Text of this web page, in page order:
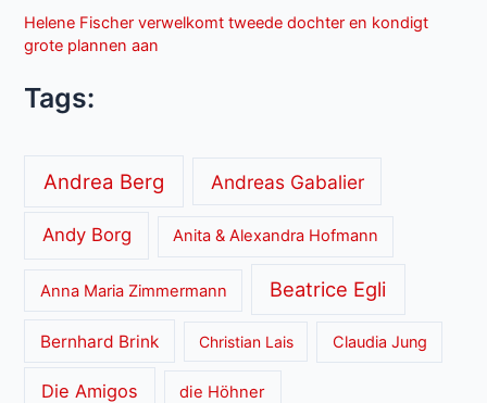
Helene Fischer verwelkomt tweede dochter en kondigt
grote plannen aan
Tags:
Andrea Berg Andreas Gabalier
Andy Borg Anita & Alexandra Hofmann
Anna Maria Zimmermann Beatrice Egli
Bernhard Brink Christian Lais Claudia Jung
Die Amigos die Höhner